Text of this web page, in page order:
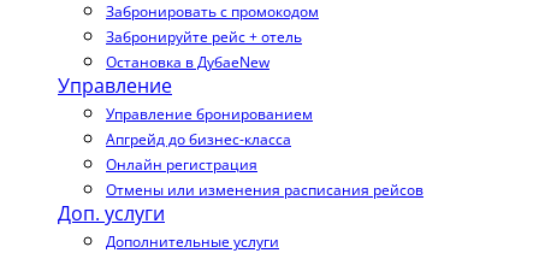
Забронировать с промокодом
Забронируйте рейс + отель
Остановка в ДубаеNew
Управление
Управление бронированием
Апгрейд до бизнес-класса
Онлайн регистрация
Отмены или изменения расписания рейсов
Доп. услуги
Дополнительные услуги